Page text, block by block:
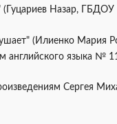
(Гуцариев Назар,
(Илиенко Мария
английского языка №
Сергея